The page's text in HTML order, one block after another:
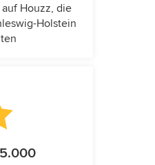
Houzz, die
Holstein